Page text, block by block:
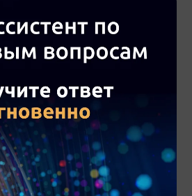
сфере
К какой
отнести ремонт наружного
учреждении?
КОСГУ и КВР
ремонт наружного